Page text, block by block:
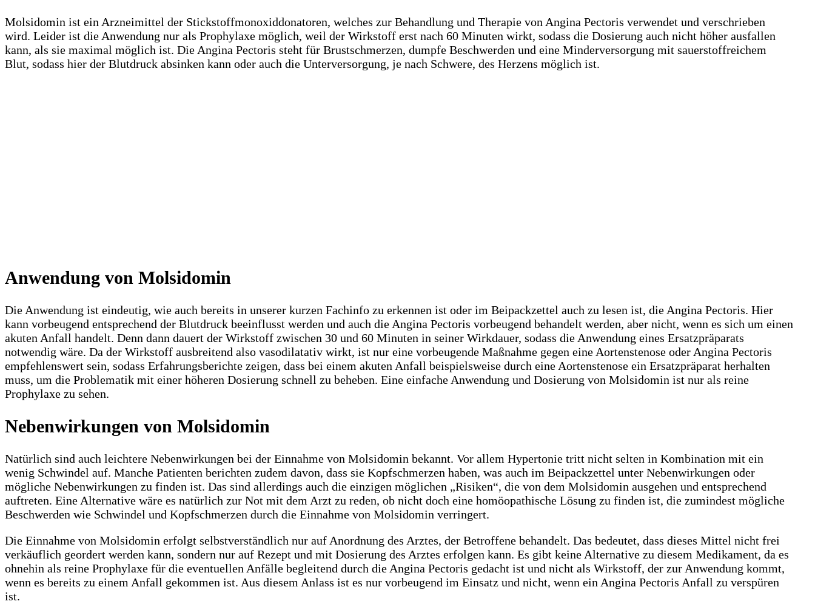
Molsidomin ist ein Arzneimittel der Stickstoffmonoxiddonatoren, welches zur Behandlung und Therapie von Angina Pectoris verwendet und verschrieben
wird. Leider ist die Anwendung nur als Prophylaxe möglich, weil der Wirkstoff erst nach 60 Minuten wirkt, sodass die Dosierung auch nicht höher ausfallen
kann, als sie maximal möglich ist. Die Angina Pectoris steht für Brustschmerzen, dumpfe Beschwerden und eine Minderversorgung mit sauerstoffreichem
Blut, sodass hier der Blutdruck absinken kann oder auch die Unterversorgung, je nach Schwere, des Herzens möglich ist.
Anwendung von Molsidomin
Die Anwendung ist eindeutig, wie auch bereits in unserer kurzen Fachinfo zu erkennen ist oder im Beipackzettel auch zu lesen ist, die Angina Pectoris. Hier
kann vorbeugend entsprechend der Blutdruck beeinflusst werden und auch die Angina Pectoris vorbeugend behandelt werden, aber nicht, wenn es sich um einen
akuten Anfall handelt. Denn dann dauert der Wirkstoff zwischen 30 und 60 Minuten in seiner Wirkdauer, sodass die Anwendung eines Ersatzpräparats
notwendig wäre. Da der Wirkstoff ausbreitend also vasodilatativ wirkt, ist nur eine vorbeugende Maßnahme gegen eine Aortenstenose oder Angina Pectoris
empfehlenswert sein, sodass Erfahrungsberichte zeigen, dass bei einem akuten Anfall beispielsweise durch eine Aortenstenose ein Ersatzpräparat herhalten
muss, um die Problematik mit einer höheren Dosierung schnell zu beheben. Eine einfache Anwendung und Dosierung von Molsidomin ist nur als reine
Prophylaxe zu sehen.
Nebenwirkungen von Molsidomin
Natürlich sind auch leichtere Nebenwirkungen bei der Einnahme von Molsidomin bekannt. Vor allem Hypertonie tritt nicht selten in Kombination mit ein
wenig Schwindel auf. Manche Patienten berichten zudem davon, dass sie Kopfschmerzen haben, was auch im Beipackzettel unter Nebenwirkungen oder
mögliche Nebenwirkungen zu finden ist. Das sind allerdings auch die einzigen möglichen „Risiken“, die von dem Molsidomin ausgehen und entsprechend
auftreten. Eine Alternative wäre es natürlich zur Not mit dem Arzt zu reden, ob nicht doch eine homöopathische Lösung zu finden ist, die zumindest mögliche
Beschwerden wie Schwindel und Kopfschmerzen durch die Einnahme von Molsidomin verringert.
Die Einnahme von Molsidomin erfolgt selbstverständlich nur auf Anordnung des Arztes, der Betroffene behandelt. Das bedeutet, dass dieses Mittel nicht frei
verkäuflich geordert werden kann, sondern nur auf Rezept und mit Dosierung des Arztes erfolgen kann. Es gibt keine Alternative zu diesem Medikament, da es
ohnehin als reine Prophylaxe für die eventuellen Anfälle begleitend durch die Angina Pectoris gedacht ist und nicht als Wirkstoff, der zur Anwendung kommt,
wenn es bereits zu einem Anfall gekommen ist. Aus diesem Anlass ist es nur vorbeugend im Einsatz und nicht, wenn ein Angina Pectoris Anfall zu verspüren
ist.